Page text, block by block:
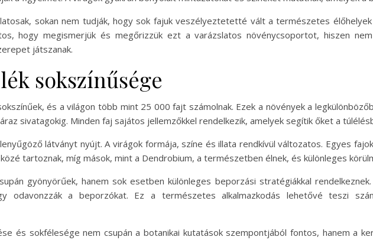
sokan nem tudják, hogy sok fajuk veszélyeztetetté vált a természetes
hogy megismerjük és megőrizzük ezt a varázslatos növénycsoportot, hiszen
játszanak.
sokszínűsége
és a világon több mint 25 000 fajt számolnak. Ezek a növények a
sivatagokig. Minden faj sajátos jellemzőkkel rendelkezik, amelyek segítik őket a
látványt nyújt. A virágok formája, színe és illata rendkívül változatos. Egyes
tartoznak, míg mások, mint a Dendrobium, a természetben élnek, és különleges
gyönyörűek, hanem sok esetben különleges beporzási stratégiákkal
odavonzzák a beporzókat. Ez a természetes alkalmazkodás lehetővé teszi
és sokfélesége nem csupán a botanikai kutatások szempontjából fontos, hanem a